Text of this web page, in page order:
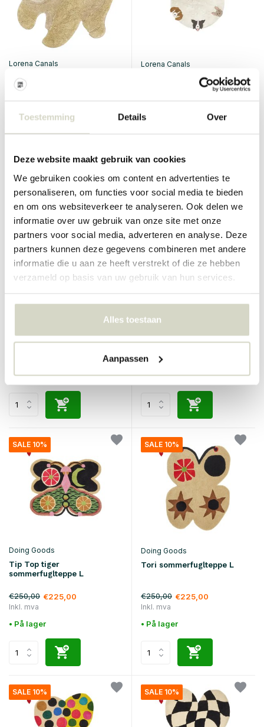
Toestemming Details Over
Deze website maakt gebruik van cookies
We gebruiken cookies om content en advertenties te
personaliseren, om functies voor social media te bieden
en om ons websiteverkeer te analyseren. Ook delen we
informatie over uw gebruik van onze site met onze
partners voor social media, adverteren en analyse. Deze
partners kunnen deze gegevens combineren met andere
informatie die u aan ze heeft verstrekt of die ze hebben
verzameld op basis van uw gebruik van hun services.
Alles toestaan
Aanpassen
Lorena Canals
Bjørnedyrteppe 120x122cm
Lorena Canals
Hundeteppe Ø140 cm
SALE 10%
Doing Goods
• På lager
SALE 10%
Doing Goods
Cleo rutete sommerfuglteppe
Inkl. mva
• På lager
SALE 10%
Doing Goods
Tip Top tiger
sommerfuglteppe L
€250,00 €225,00
Inkl. mva
• På lager
SALE 10%
Doing Goods
Tori sommerfuglteppe L
€250,00 €225,00
Inkl. mva
• På lager
SALE 10% SALE 10%